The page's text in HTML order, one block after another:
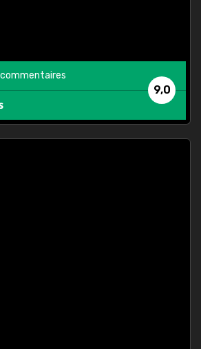
9,0
commentaires